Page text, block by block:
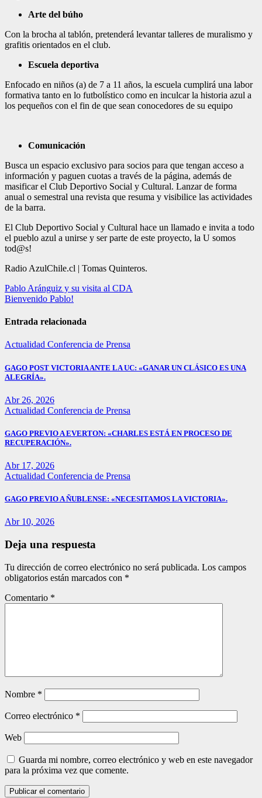
Arte del búho
Con la brocha al tablón, pretenderá levantar talleres de muralismo y
grafitis orientados en el club.
Escuela deportiva
Enfocado en niños (a) de 7 a 11 años, la escuela cumplirá una labor
formativa tanto en lo futbolístico como en inculcar la historia azul a
los pequeños con el fin de que sean conocedores de su equipo
Comunicación
Busca un espacio exclusivo para socios para que tengan acceso a
información y paguen cuotas a través de la página, además de
masificar el Club Deportivo Social y Cultural. Lanzar de forma
anual o semestral una revista que resuma y visibilice las actividades
de la barra.
El Club Deportivo Social y Cultural hace un llamado e invita a todo
el pueblo azul a unirse y ser parte de este proyecto, la U somos
tod@s!
Radio AzulChile.cl | Tomas Quinteros.
Navegación
de
entradas
Pablo Aránguiz y su visita al CDA
Bienvenido Pablo!
Entrada relacionada
Actualidad Conferencia de Prensa
GAGO POST VICTORIA ANTE LA UC: «GANAR UN CLÁSICO ES UNA
ALEGRÍA».
Abr 26, 2026
Actualidad Conferencia de Prensa
GAGO PREVIO A EVERTON: «CHARLES ESTÁ EN PROCESO DE
RECUPERACIÓN».
Abr 17, 2026
Actualidad Conferencia de Prensa
GAGO PREVIO A ÑUBLENSE: «NECESITAMOS LA VICTORIA».
Abr 10, 2026
Deja una respuesta
Tu dirección de correo electrónico no será publicada. Los campos
obligatorios están marcados con *
Comentario *
Nombre *
Correo electrónico *
Web
Guarda mi nombre, correo electrónico y web en este navegador
para la próxima vez que comente.